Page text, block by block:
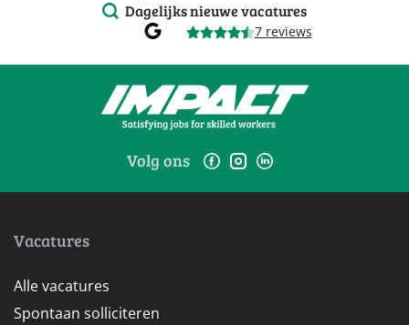
Dagelijks nieuwe vacatures
7 reviews
Volg ons
Vacatures
Alle vacatures
Spontaan solliciteren